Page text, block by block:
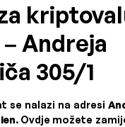
Andreja
305/1
se nalazi na adresi
. Ovdje možete